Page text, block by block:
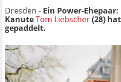
Dresden - Ein Power-
KanuteTom Liebscher(28)
gepaddelt.